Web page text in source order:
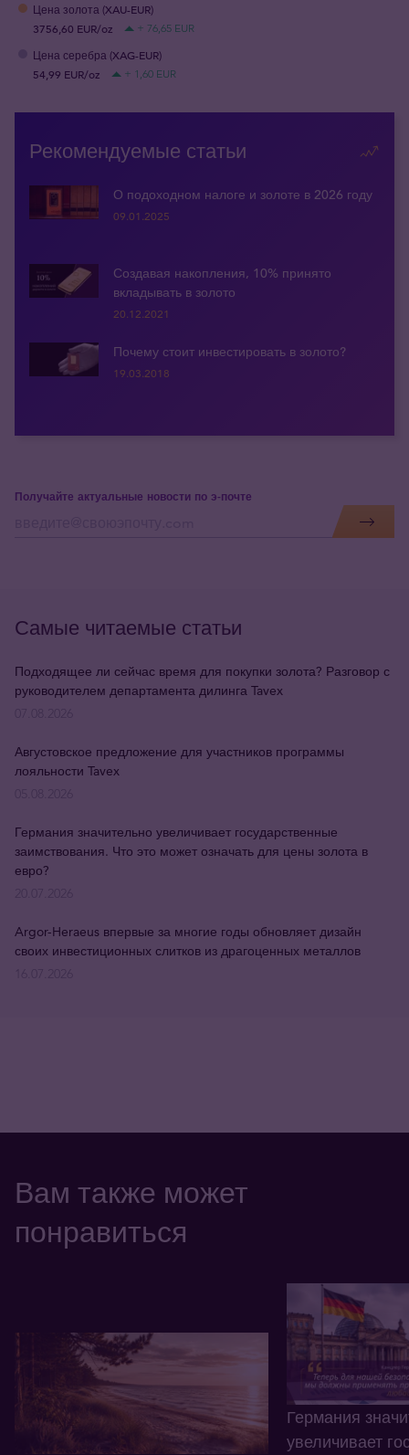
Цена золота (XAU-EUR)
3756,60 EUR/oz
+ 76,65 EUR
Цена серебра (XAG-EUR)
54,99 EUR/oz
+ 1,60 EUR
Рекомендуемые статьи
О подоходном налоге и золоте в 2026 году
09.01.2025
Создавая накопления, 10% принято
вкладывать в золото
20.12.2021
Почему стоит инвестировать в золото?
19.03.2018
Получайте актуальные новости по э-почте
Самые читаемые статьи
Подходящее ли сейчас время для покупки золота? Разговор с
руководителем департамента дилинга Tavex
Августовское предложение для участников программы
лояльности Tavex
Германия значительно увеличивает государственные
заимствования. Что это может означать для цены золота в
евро?
Argor-Heraeus впервые за многие годы обновляет дизайн
своих инвестиционных слитков из драгоценных металлов
Вам также может
понравиться
Германия
увеличивает